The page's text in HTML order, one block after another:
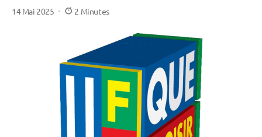
14 Mai 2025 2 Minutes